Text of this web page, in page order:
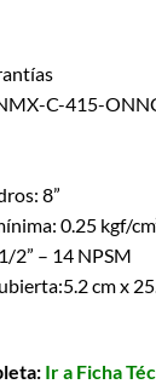
C-415-
8”
0.25 kgf/
2” – 14 NPSM
cm x
Ir a Ficha